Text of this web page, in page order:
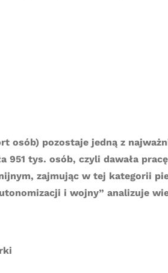
pozostaje jedną z
951 tys. osób, czyli dawała
zajmując w tej kategorii
i wojny” analizuje